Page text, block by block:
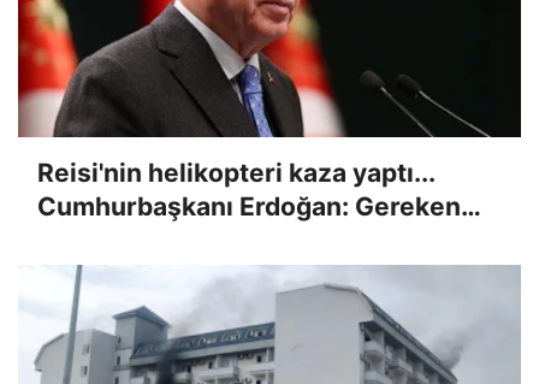
Reisi'nin helikopteri kaza yaptı...
Cumhurbaşkanı Erdoğan: Gereken